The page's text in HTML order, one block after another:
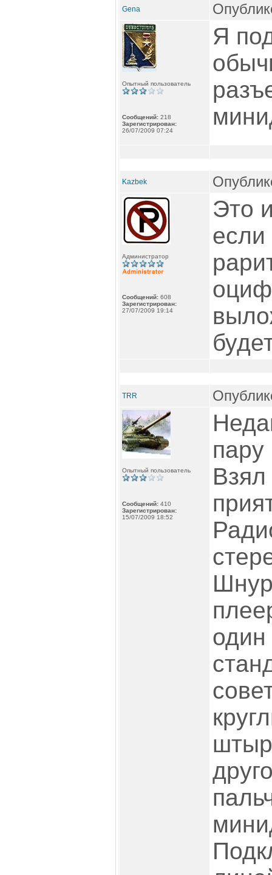
Gena
Опытный пользователь
Сообщений: 218
Зарегистрирован:
26/07/2009 07:24
Я
Kazbek
Администратор
Сообщений: 608
Зарегистрирован:
27/07/2009 19:14
Это
если
TRR
Опытный пользователь
Сообщений: 410
Зарегистрирован:
15/07/2009 18:52
пару
Взял
один